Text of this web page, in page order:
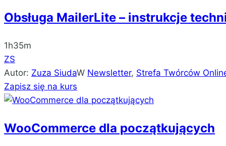
Obsługa MailerLite – instrukcje
1h35m
ZS
Autor: Zuza SiudaW Newsletter, Strefa Twórców
Zapisz się na kurs
WooCommerce dla początkujących